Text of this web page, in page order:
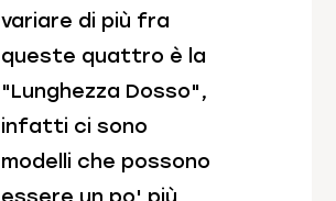
variare di più fra
queste quattro è la
"Lunghezza Dosso",
infatti ci sono
modelli che possono